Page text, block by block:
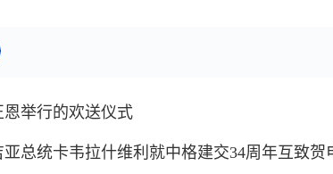
举行的欢送仪式
亚总统卡韦拉什维利就中格建交34周年互致